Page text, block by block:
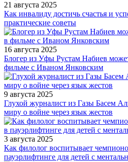
21 августа 2025
Как инвалиду достичь счастья и
практические советы
16 августа 2025
Блогер из Уфы Рустам Набиев
фильме с Иваном Янковским
9 августа 2025
Глухой журналист из Газы Басем
миру о войне через язык жестов
3 августа 2025
Как филолог воспитывает
пауэрлифтинге для детей с